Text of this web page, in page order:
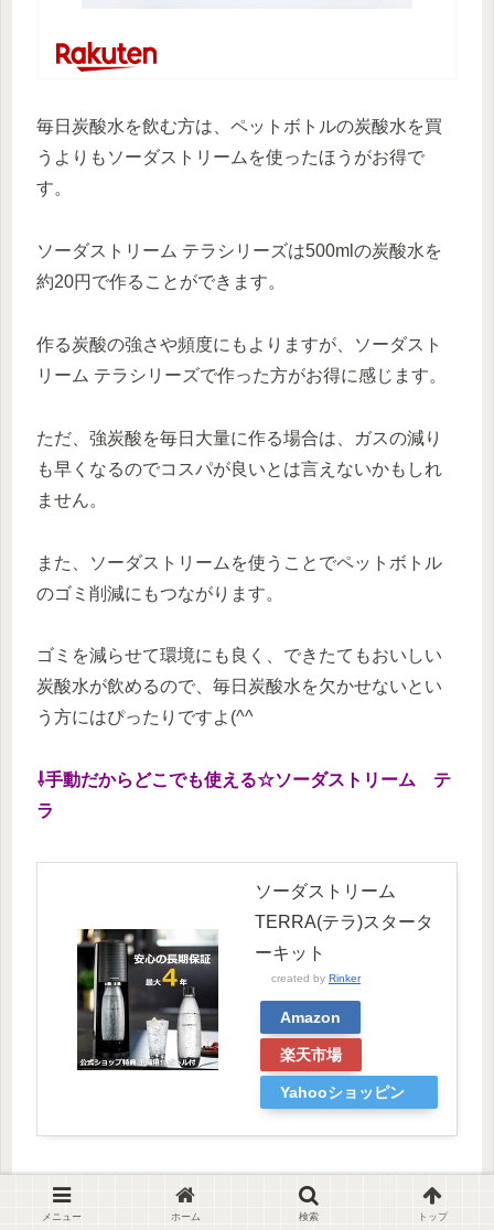
毎日炭酸水を飲む方は、ペットボトルの炭酸水を買
うよりもソーダストリームを使ったほうがお得で
す。
ソーダストリーム テラシリーズは500mlの炭酸水を
約20円で作ることができます。
作る炭酸の強さや頻度にもよりますが、ソーダスト
リーム テラシリーズで作った方がお得に感じます。
ただ、強炭酸を毎日大量に作る場合は、ガスの減り
も早くなるのでコスパが良いとは言えないかもしれ
ません。
また、ソーダストリームを使うことでペットボトル
のゴミ削減にもつながります。
ゴミを減らせて環境にも良く、できたてもおいしい
炭酸水が飲めるので、毎日炭酸水を欠かせないとい
う方にはぴったりですよ(^^
⇩手動だからどこでも使える☆ソーダストリーム テ
ラ
ソーダストリーム
TERRA(テラ)スタータ
ーキット
created by Rinker
Amazon
楽天市場
Yahooショッピン
⇩電動で操作もボタンを押すだけワンタッチ☆Eテラ
メニュー ホーム 検索 トップ